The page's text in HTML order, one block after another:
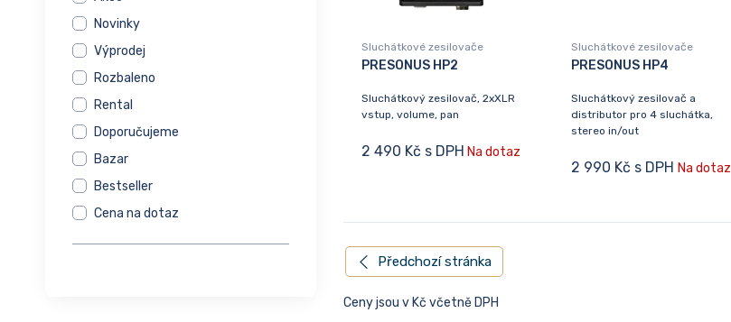
Novinky
Výprodej
Rozbaleno
Rental
Doporučujeme
Bazar
Bestseller
Cena na dotaz
Sluchátkové zesilovače
PRESONUS HP2
Sluchátkový zesilovač, 2xXLR
vstup, volume, pan
2 490 Kč s DPH Na dotaz
Sluchátkové zesilovače
PRESONUS HP4
Sluchátkový zesilovač a
distributor pro 4 sluchátka,
stereo in/out
2 990 Kč s DPH Na dotaz
Předchozí stránka
Ceny jsou v Kč včetně DPH